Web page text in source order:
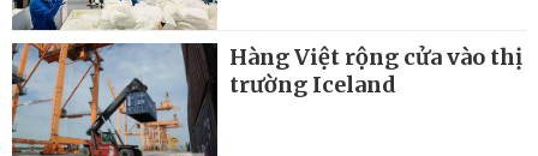
Hàng Việt rộng cửa vào thị
trường Iceland